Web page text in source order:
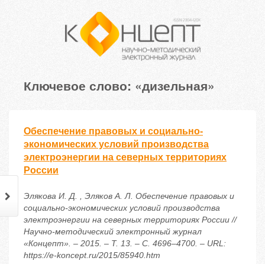
Ключевое слово: «дизельная»
Обеспечение правовых и социально-
экономических условий производства
электроэнергии на северных территориях
России
Элякова И. Д. , Эляков А. Л. Обеспечение правовых и
социально-экономических условий производства
электроэнергии на северных территориях России //
Научно-методический электронный журнал
«Концепт». – 2015. – Т. 13. – С. 4696–4700. – URL:
https://e-koncept.ru/2015/85940.htm